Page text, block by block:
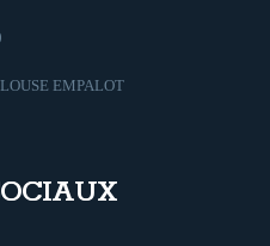
EMPALOT